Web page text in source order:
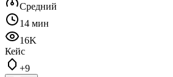
Средний
14 мин
16K
Кейс
+9